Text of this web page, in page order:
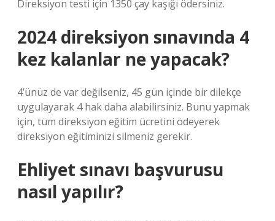
Direksiyon testi için 1350 çay kaşığı ödersiniz.
2024 direksiyon sınavında 4
kez kalanlar ne yapacak?
4’ünüz de var değilseniz, 45 gün içinde bir dilekçe
uygulayarak 4 hak daha alabilirsiniz. Bunu yapmak
için, tüm direksiyon eğitim ücretini ödeyerek
direksiyon eğitiminizi silmeniz gerekir.
Ehliyet sınavı başvurusu
nasıl yapılır?